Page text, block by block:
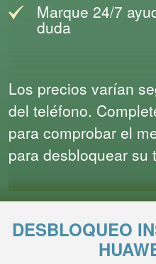
Marque 24/7
duda
Los precios varían
del teléfono.
para comprobar el
para desbloquear su
DESBLOQUEO